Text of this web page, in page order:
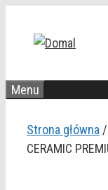
Menu
Strona główna /
CERAMIC